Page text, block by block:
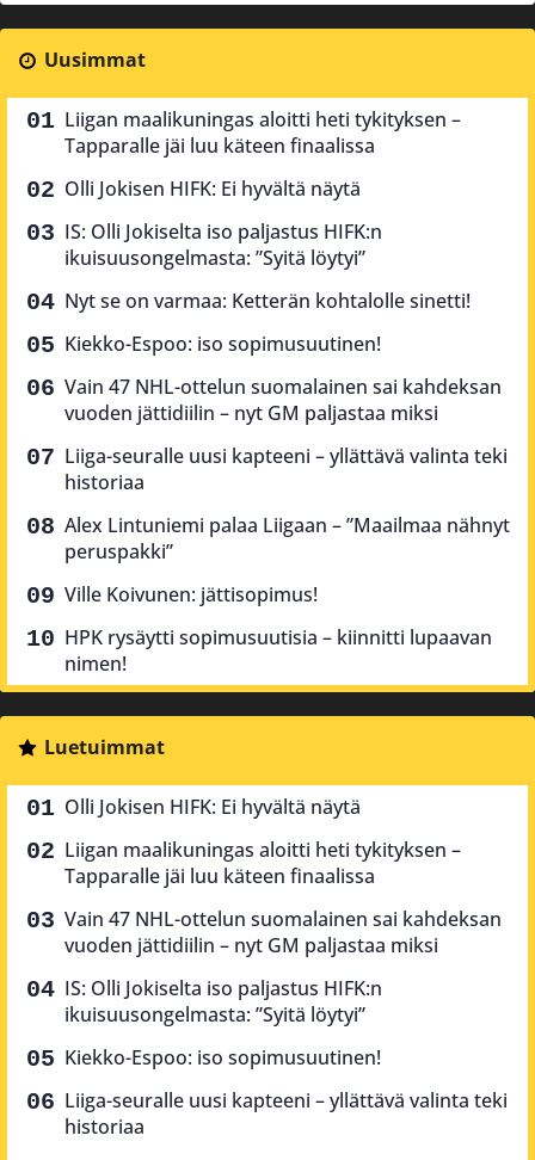
Uusimmat
Liigan maalikuningas aloitti heti tykityksen –
Tapparalle jäi luu käteen finaalissa
Olli Jokisen HIFK: Ei hyvältä näytä
IS: Olli Jokiselta iso paljastus HIFK:n
ikuisuusongelmasta: ”Syitä löytyi”
Nyt se on varmaa: Ketterän kohtalolle sinetti!
Kiekko-Espoo: iso sopimusuutinen!
Vain 47 NHL-ottelun suomalainen sai kahdeksan
vuoden jättidiilin – nyt GM paljastaa miksi
Liiga-seuralle uusi kapteeni – yllättävä valinta teki
historiaa
Alex Lintuniemi palaa Liigaan – ”Maailmaa nähnyt
peruspakki”
Ville Koivunen: jättisopimus!
HPK rysäytti sopimusuutisia – kiinnitti lupaavan
nimen!
Luetuimmat
Olli Jokisen HIFK: Ei hyvältä näytä
Liigan maalikuningas aloitti heti tykityksen –
Tapparalle jäi luu käteen finaalissa
Vain 47 NHL-ottelun suomalainen sai kahdeksan
vuoden jättidiilin – nyt GM paljastaa miksi
IS: Olli Jokiselta iso paljastus HIFK:n
ikuisuusongelmasta: ”Syitä löytyi”
Kiekko-Espoo: iso sopimusuutinen!
Liiga-seuralle uusi kapteeni – yllättävä valinta teki
historiaa